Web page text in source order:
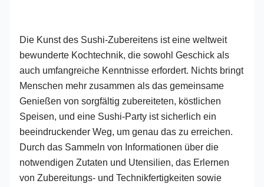
Die Kunst des Sushi-Zubereitens ist eine weltweit
bewunderte Kochtechnik, die sowohl Geschick als
auch umfangreiche Kenntnisse erfordert. Nichts bringt
Menschen mehr zusammen als das gemeinsame
Genießen von sorgfältig zubereiteten, köstlichen
Speisen, und eine Sushi-Party ist sicherlich ein
beeindruckender Weg, um genau das zu erreichen.
Durch das Sammeln von Informationen über die
notwendigen Zutaten und Utensilien, das Erlernen
von Zubereitungs- und Technikfertigkeiten sowie